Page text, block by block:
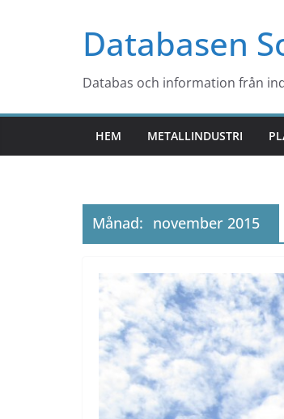
Databasen
Databas och information från
HEM METALLINDUSTRI
Månad: november 2015